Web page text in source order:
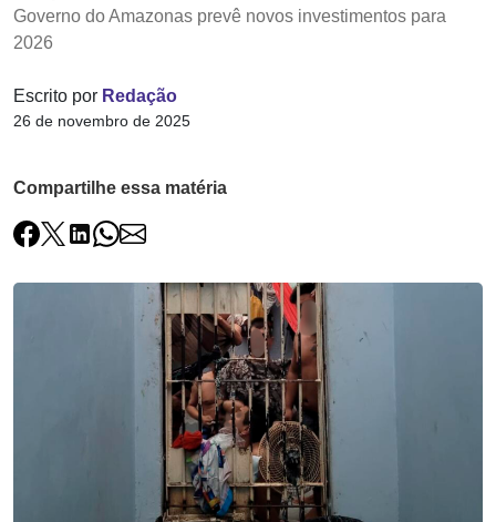
Governo do Amazonas prevê novos investimentos para
2026
Escrito por Redação
26 de novembro de 2025
Compartilhe essa matéria